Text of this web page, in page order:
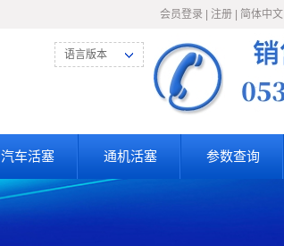
会员登录 注册 简体中文
语言版本
汽车活塞 通机活塞 参数查询